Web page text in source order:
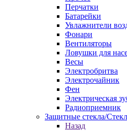
Перчатки
Батарейки
Увлажнители
Фонари
Вентиляторы
Ловушки для
Весы
Электробритва
Электрочайник
Фен
Электрическая
Радиоприемник
Защитные стекла/
Назад